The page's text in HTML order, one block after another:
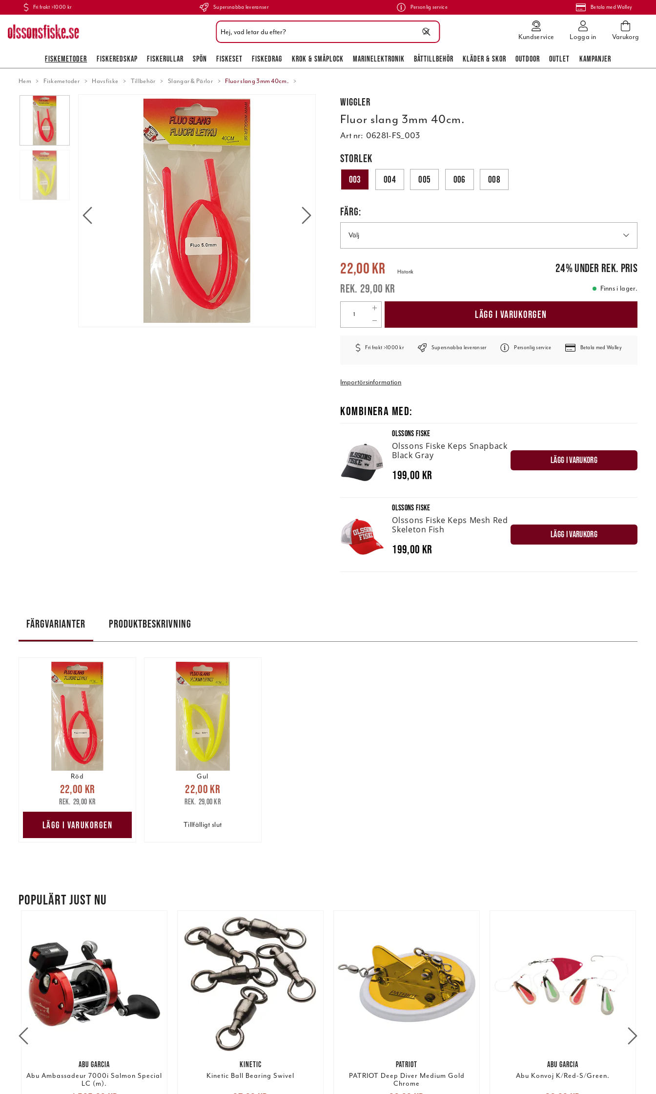
Fri frakt >1000 kr Supersnabba leveranser Personlig service Betala med Walley
Kundservice Logga in Varukorg
FISKEMETODER FISKEREDSKAP FISKERULLAR SPÖN FISKESET FISKEDRAG KROK & SMÅPLOCK MARINELEKTRONIK BÅTTILLBEHÖR KLÄDER & SKOR OUTDOOR OUTLET KAMPANJER
Hem Fiskemetoder Havsfiske Tillbehör Slangar & Pärlor Fluor slang 3mm 40cm.
Wiggler
Fluor slang 3mm 40cm.
Art nr: 06281-FS_003
STORLEK
003 004 005 006 008
FÄRG:
Välj
Nuvarande pris:
22,00 kr
29,00 kr
Historik 24%under rek. pris
Finns i lager.
LÄGG I VARUKORGEN
Fri frakt >1000 kr Supersnabba leveranser Personlig service Betala med Walley
Importörsinformation
KOMBINERA MED:
OLSSONS FISKE
Olssons Fiske Keps Snapback
Black Gray
199,00 kr
LÄGG I VARUKORG
OLSSONS FISKE
Olssons Fiske Keps Mesh Red
Skeleton Fish
199,00 kr
LÄGG I VARUKORG
FÄRGVARIANTER PRODUKTBESKRIVNING
Röd
Nuvarande pris
22,00 krTidigare pris
29,00 kr
22,00 kr
29,00 kr
LÄGG I VARUKORGEN
Gul
Nuvarande pris
22,00 krTidigare pris
29,00 kr
22,00 kr
29,00 kr
Tillfälligt slut
POPULÄRT JUST NU
ABU GARCIA
Abu Ambassadeur 7000i Salmon Special
LC (m).
Nuvarande pris
KINETIC
Kinetic Ball Bearing Swivel
PATRIOT
PATRIOT Deep Diver Medium Gold
Chrome
ABU GARCIA
Abu Konvoj K/Red-S/Green.